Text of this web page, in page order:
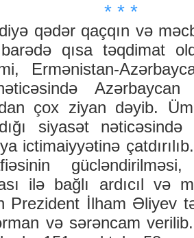
* * *
qədər qaçqın və
qısa təqdimat
Ermənistan-
Azərbaycan
çox ziyan dəyib.
siyasət nəticəsində
ictimaiyyətinə
ilə bağlı ardıcıl və
Prezident İlham Əliyev
və sərəncam